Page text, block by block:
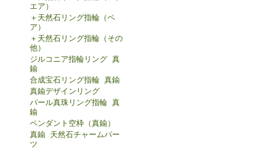
エア）
＋天然石リング指輪（ペ
ア）
＋天然石リング指輪（その
他）
ジルコニア指輪リング 真
鍮
合成宝石リング指輪 真鍮
真鍮デザインリング
パール真珠リング指輪 真
鍮
ペンダント空枠（真鍮）
真鍮 天然石チャームパー
ツ